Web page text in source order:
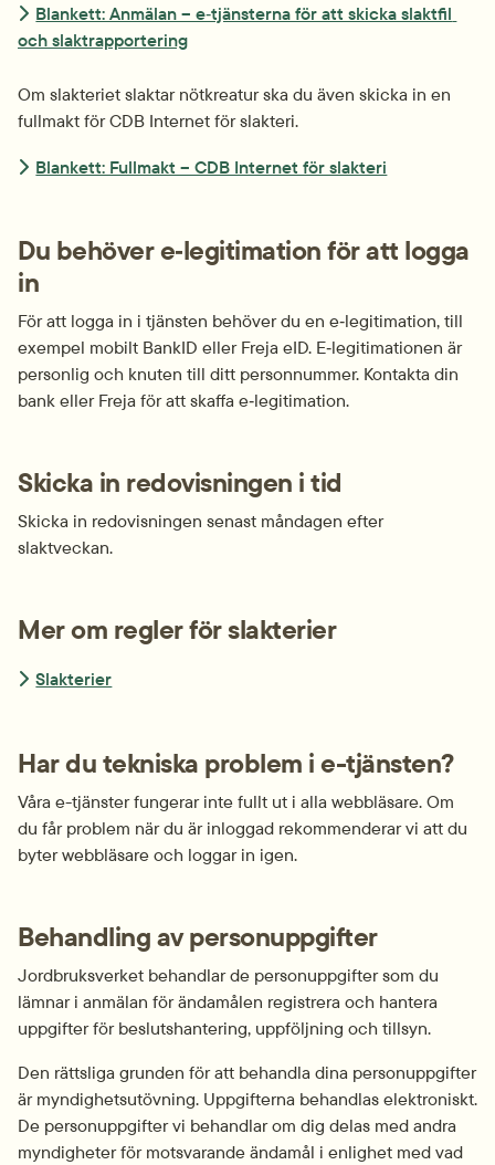
Blankett: Anmälan – e‑tjänsterna för att skicka slaktfil
och slaktrapportering
Om slakteriet slaktar nötkreatur ska du även skicka in en
fullmakt för CDB Internet för slakteri.
Blankett: Fullmakt – CDB Internet för slakteri
Du behöver e‑legitimation för att logga
in
För att logga in i tjänsten behöver du en e‑legitimation, till
exempel mobilt BankID eller Freja eID. E‑legitimationen är
personlig och knuten till ditt personnummer. Kontakta din
bank eller Freja för att skaffa e‑legitimation.
Skicka in redovisningen i tid
Skicka in redovisningen senast måndagen efter
slaktveckan.
Mer om regler för slakterier
Slakterier
Har du tekniska problem i e-tjänsten?
Våra e-tjänster fungerar inte fullt ut i alla webbläsare. Om
du får problem när du är inloggad rekommenderar vi att du
byter webbläsare och loggar in igen.
Behandling av personuppgifter
Jordbruksverket behandlar de personuppgifter som du
lämnar i anmälan för ändamålen registrera och hantera
uppgifter för beslutshantering, uppföljning och tillsyn.
Den rättsliga grunden för att behandla dina personuppgifter
är myndighetsutövning. Uppgifterna behandlas elektroniskt.
De personuppgifter vi behandlar om dig delas med andra
myndigheter för motsvarande ändamål i enlighet med vad